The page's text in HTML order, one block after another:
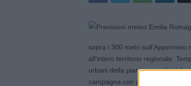
sopra i 300 metri
all’intero territorio regionale.
urbani della pianura occidentale
campagna con gelate notturne e